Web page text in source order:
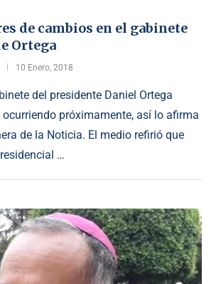
de cambios en el gabinete
Ortega
10 Enero, 2018
del presidente Daniel Ortega
próximamente, así lo afirma
de la Noticia. El medio refirió que
…